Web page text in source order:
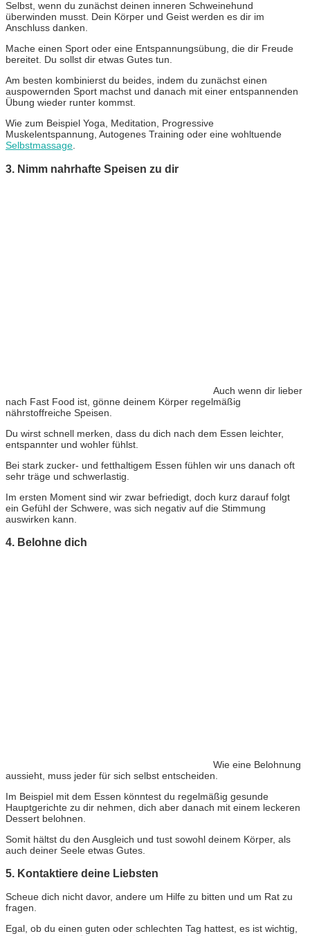
Selbst, wenn du zunächst deinen inneren Schweinehund
überwinden musst. Dein Körper und Geist werden es dir im
Anschluss danken.
Mache einen Sport oder eine Entspannungsübung, die dir Freude
bereitet. Du sollst dir etwas Gutes tun.
Am besten kombinierst du beides, indem du zunächst einen
auspowernden Sport machst und danach mit einer entspannenden
Übung wieder runter kommst.
Wie zum Beispiel Yoga, Meditation, Progressive
Muskelentspannung, Autogenes Training oder eine wohltuende
Selbstmassage
3. Nimm nahrhafte Speisen zu dir
Auch wenn dir lieber
nach Fast Food ist, gönne deinem Körper regelmäßig
nährstoffreiche Speisen.
Du wirst schnell merken, dass du dich nach dem Essen leichter,
entspannter und wohler fühlst.
Bei stark zucker- und fetthaltigem Essen fühlen wir uns danach oft
sehr träge und schwerlastig.
Im ersten Moment sind wir zwar befriedigt, doch kurz darauf folgt
ein Gefühl der Schwere, was sich negativ auf die Stimmung
auswirken kann.
4. Belohne dich
Wie eine Belohnung
aussieht, muss jeder für sich selbst entscheiden.
Im Beispiel mit dem Essen könntest du regelmäßig gesunde
Hauptgerichte zu dir nehmen, dich aber danach mit einem leckeren
Dessert belohnen.
Somit hältst du den Ausgleich und tust sowohl deinem Körper, als
auch deiner Seele etwas Gutes.
5. Kontaktiere deine Liebsten
Scheue dich nicht davor, andere um Hilfe zu bitten und um Rat zu
fragen.
Egal, ob du einen guten oder schlechten Tag hattest, es ist wichtig,